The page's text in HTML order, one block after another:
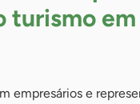
turismo em
empresários e